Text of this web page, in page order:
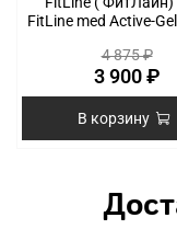
FitLine med Active-
4 875 ₽
3 900 ₽
В корзину